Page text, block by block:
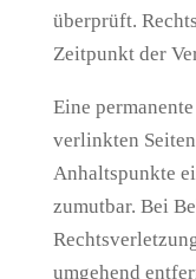
überprüft.
Zeitpunkt der
Eine
verlinkten
Anhaltspunkte
zumutbar. Bei
umgehend